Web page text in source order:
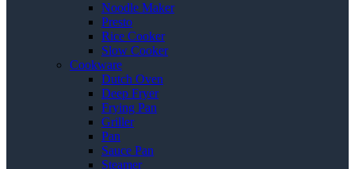
Noodle Maker
Presto
Rice Cooker
Slow Cooker
Cookware
Dutch Oven
Deep Fryer
Frying Pan
Griller
Pan
Sauce Pan
Steamer